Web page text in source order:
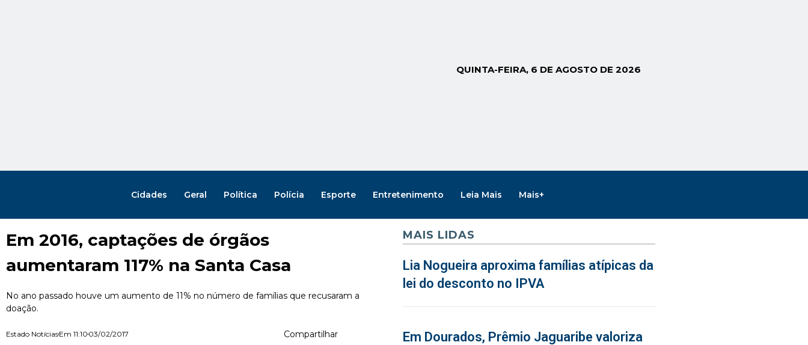
QUINTA-FEIRA, 6 DE AGOSTO DE 2026
Cidades Geral Política Polícia Esporte Entretenimento Leia Mais Mais+
Em 2016, captações de órgãos
aumentaram 117% na Santa Casa
No ano passado houve um aumento de 11% no número de famílias que recusaram a
doação.
Estado NotíciasEm 11:10 03/02/2017 Compartilhar
MAIS LIDAS
Lia Nogueira aproxima famílias atípicas da
lei do desconto no IPVA
Em Dourados, Prêmio Jaguaribe valoriza